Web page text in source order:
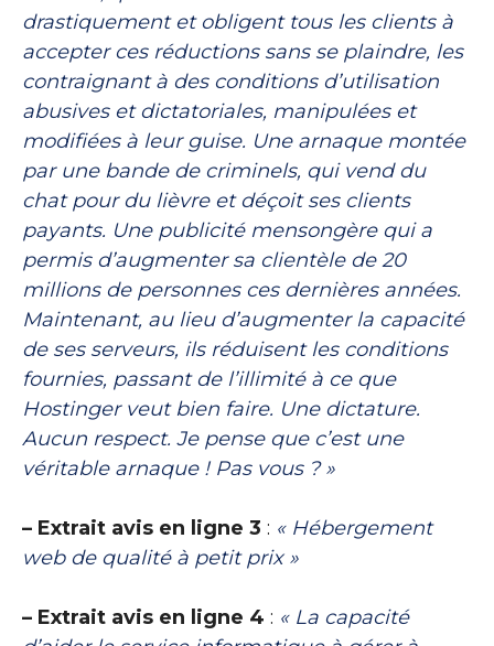
drastiquement et obligent tous les clients à
accepter ces réductions sans se plaindre, les
contraignant à des conditions d’utilisation
abusives et dictatoriales, manipulées et
modifiées à leur guise. Une arnaque montée
par une bande de criminels, qui vend du
chat pour du lièvre et déçoit ses clients
payants. Une publicité mensongère qui a
permis d’augmenter sa clientèle de 20
millions de personnes ces dernières années.
Maintenant, au lieu d’augmenter la capacité
de ses serveurs, ils réduisent les conditions
fournies, passant de l’illimité à ce que
Hostinger veut bien faire. Une dictature.
Aucun respect. Je pense que c’est une
véritable arnaque ! Pas vous ? »
– Extrait avis en ligne 3 : « Hébergement
web de qualité à petit prix »
– Extrait avis en ligne 4 : « La capacité